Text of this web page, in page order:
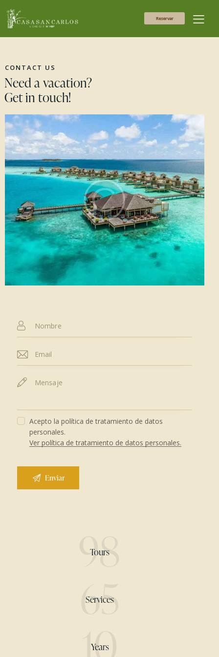
Reservar
CONTACT US
Need a vacation?
Get in touch!
Acepto la política de tratamiento de datos
personales.
Ver política de tratamiento de datos personales.
98
Tours
65
Services
10
Years